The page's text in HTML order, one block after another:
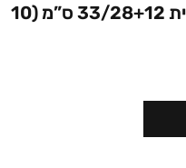
שקית pvc מסגרת ידית פנימית 33/28+12 ס”מ (10